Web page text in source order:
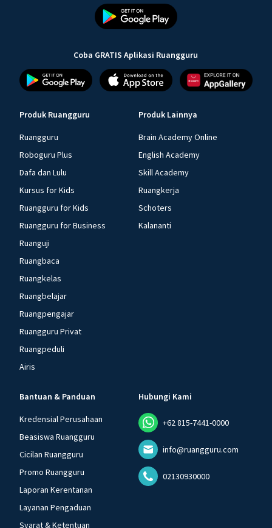
Coba GRATIS Aplikasi Ruangguru
Produk Ruangguru
Ruangguru
Roboguru Plus
Dafa dan Lulu
Kursus for Kids
Ruangguru for Kids
Ruangguru for Business
Ruanguji
Ruangbaca
Ruangkelas
Ruangbelajar
Ruangpengajar
Ruangguru Privat
Ruangpeduli
Airis
Produk Lainnya
Brain Academy Online
English Academy
Skill Academy
Ruangkerja
Schoters
Kalananti
Bantuan & Panduan
Kredensial Perusahaan
Beasiswa Ruangguru
Cicilan Ruangguru
Promo Ruangguru
Laporan Kerentanan
Layanan Pengaduan
Syarat & Ketentuan
Hubungi Kami
+62 815-7441-0000
info@ruangguru.com
02130930000